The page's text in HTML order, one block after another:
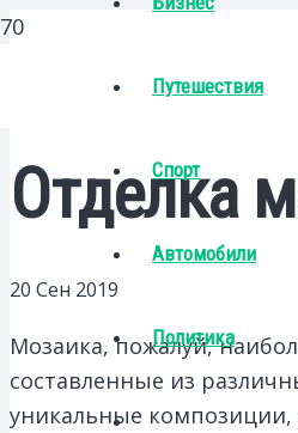
Путешествия
Спорт
Автомобили
Политика
Отделка
20 Сен 2019
Мозаика, пожалуй,
составленные из
уникальные